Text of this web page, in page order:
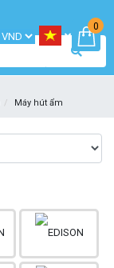
0
Máy hút ẩm